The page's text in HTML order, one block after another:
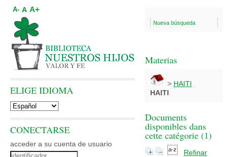
Nueva búsqueda
Materias
> HAITI
HAITI
Documents
disponibles dans
cette catégorie (1)
Refinar
A- A A+
ELIGE IDIOMA
CONECTARSE
acceder a su cuenta de usuario